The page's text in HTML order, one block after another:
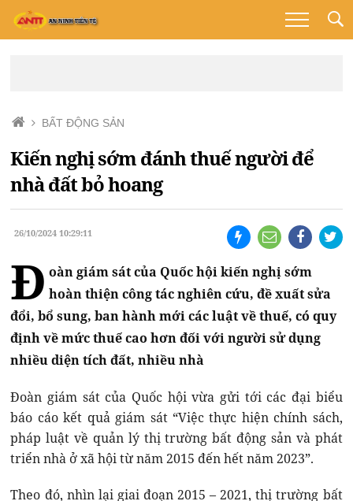
BẤT ĐỘNG SẢN
Kiến nghị sớm đánh thuế người để
nhà đất bỏ hoang
26/10/2024 10:29:11
Đ oàn giám sát của Quốc hội kiến nghị sớm
hoàn thiện công tác nghiên cứu, đề xuất sửa
đổi, bổ sung, ban hành mới các luật về thuế, có quy
định về mức thuế cao hơn đối với người sử dụng
nhiều diện tích đất, nhiều nhà
Đoàn giám sát của Quốc hội vừa gửi tới các đại biểu
báo cáo kết quả giám sát “Việc thực hiện chính sách,
pháp luật về quản lý thị trường bất động sản và phát
triển nhà ở xã hội từ năm 2015 đến hết năm 2023”.
Theo đó, nhìn lại giai đoạn 2015 – 2021, thị trường bất